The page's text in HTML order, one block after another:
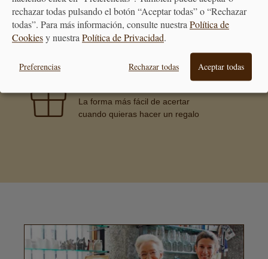
PREMIAMOS TUS COMPRAS
Consigue puntos en tus compras
que se transformarán en vales
La forma más fácil de acertar
cuando quieras hacer un regalo
rechazar todas pulsando el botón “Aceptar todas” o “Rechazar
todas”. Para más información, consulte nuestra Política de
Cookiesy nuestra Política de Privacidad.
Preferencias Rechazar todas Aceptar todas